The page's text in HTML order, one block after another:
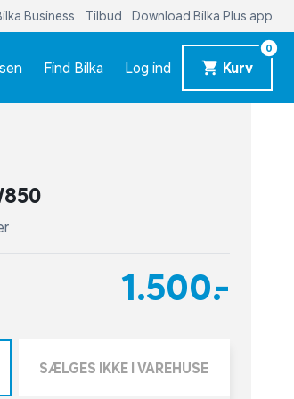
Business Tilbud Download Bilka Plus app
Find Bilka Log ind Kurv
0
1.500,-
SÆLGES IKKE I VAREHUSE